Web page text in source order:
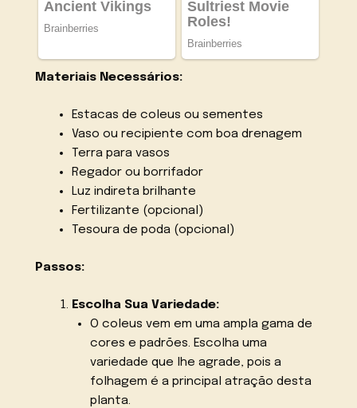
Materiais Necessários:
Estacas de coleus ou sementes
Vaso ou recipiente com boa drenagem
Terra para vasos
Regador ou borrifador
Luz indireta brilhante
Fertilizante (opcional)
Tesoura de poda (opcional)
Passos:
Escolha Sua Variedade:
O coleus vem em uma ampla gama de
cores e padrões. Escolha uma
variedade que lhe agrade, pois a
folhagem é a principal atração desta
planta.